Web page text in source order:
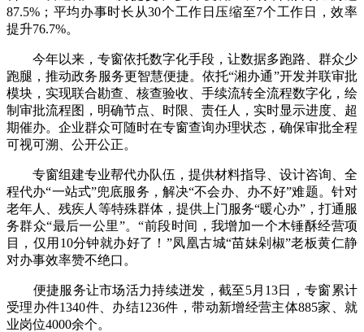
87.5%；平均办事时长从30个工作日压缩至7个工作日，效率
提升76.7%。
今年以来，专窗依托数字化手段，让数据多跑路、群众少
跑腿，推动政务服务更智慧便捷。依托“湘办通”开发并联审批
模块，实现联合勘查、核查验收、手续流转全流程数字化，绘
制审批流程图，明确节点、时限、责任人，实时显示进度、超
期催办。企业群众可随时在专窗查询办理状态，确保审批全程
可视可溯、公开公正。
专窗组建专业帮代办队伍，提供材料指导、设计咨询、全
程代办“一站式”兜底服务，解决“不会办、办不好”难题。针对
老年人、残疾人等特殊群体，提供上门服务“暖心办”，打通服
务群众“最后一公里”。“前段时间，我增加一个木锤酥经营项
目，仅用10分钟就办好了！”凤凰古城“苗妹剁椒”老板黄仁静
对办事效率赞不绝口。
便捷服务让市场活力持续迸发，截至5月13日，专窗累计
受理办件1340件、办结1236件，带动新增经营主体885家、就
业岗位4000余个。